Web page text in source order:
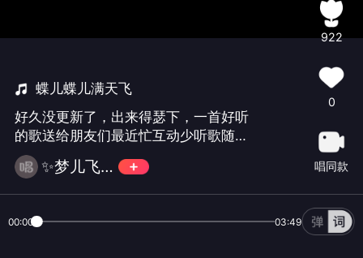
蝶儿蝶儿满天飞
好久没更新了，出来得瑟下，一首好听
的歌送给朋友们最近忙互动少听歌随
意！感谢大家的支持！🌺🌺🌺 ——通过
#vivo 智能手机#录制
✨梦儿飞飞✨
922
0
唱同款
00:00 03:49